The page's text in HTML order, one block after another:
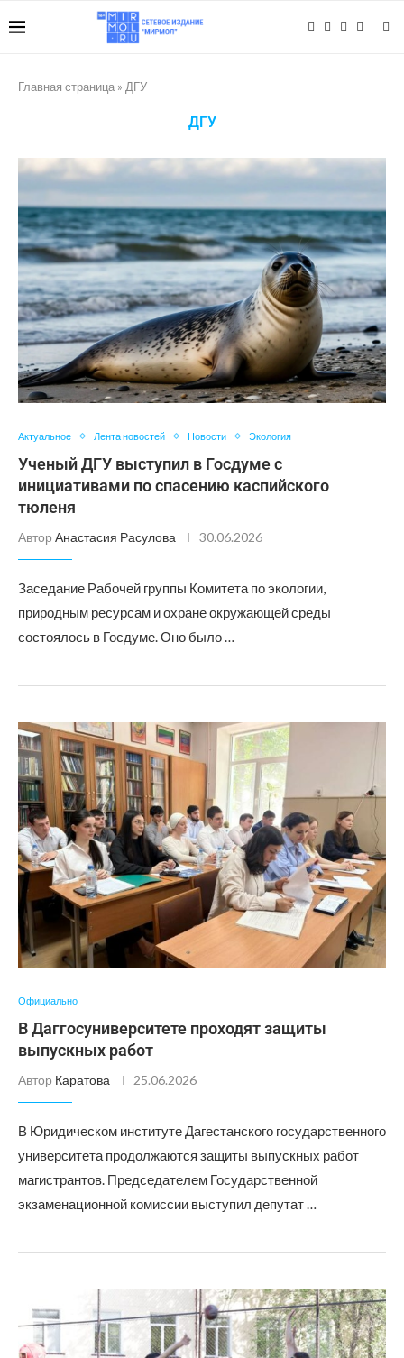
Главная страница » ДГУ
ДГУ
Актуальное Лента новостей Новости Экология
Ученый ДГУ выступил в Госдуме с
инициативами по спасению каспийского
тюленя
Автор Анастасия Расулова 30.06.2026
Заседание Рабочей группы Комитета по экологии,
природным ресурсам и охране окружающей среды
состоялось в Госдуме. Оно было …
Официально
В Даггосуниверситете проходят защиты
выпускных работ
Автор Каратова 25.06.2026
В Юридическом институте Дагестанского государственного
университета продолжаются защиты выпускных работ
магистрантов. Председателем Государственной
экзаменационной комиссии выступил депутат …